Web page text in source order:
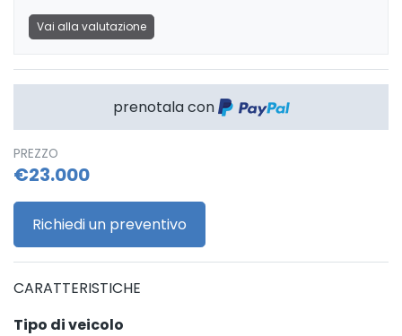
Vai alla valutazione
prenotala con
PREZZO
€23.000
Richiedi un preventivo
CARATTERISTICHE
Tipo di veicolo